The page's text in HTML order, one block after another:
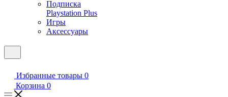
Подписка
Playstation Plus
Игры
Аксессуары
Избранные товары 0
Корзина 0